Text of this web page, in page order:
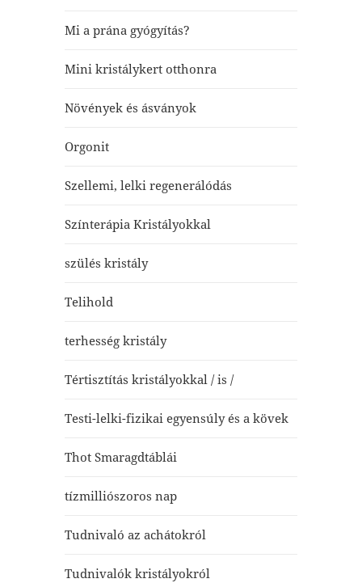
Mi a prána gyógyítás?
Mini kristálykert otthonra
Növények és ásványok
Orgonit
Szellemi, lelki regenerálódás
Színterápia Kristályokkal
szülés kristály
Telihold
terhesség kristály
Tértisztítás kristályokkal / is /
Testi-lelki-fizikai egyensúly és a kövek
Thot Smaragdtáblái
tízmilliószoros nap
Tudnivaló az achátokról
Tudnivalók kristályokról